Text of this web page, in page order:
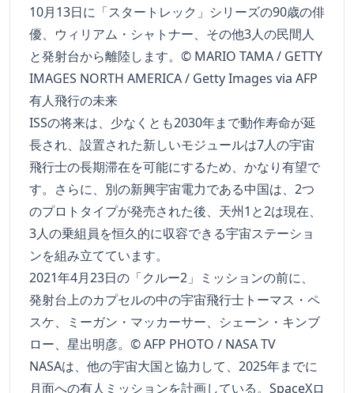
10月13日に「スタートレック」シリーズの90歳の俳
優、ウィリアム・シャトナー、その他3人の民間人
と発射台から離陸します。© MARIO TAMA / GETTY
IMAGES NORTH AMERICA / Getty Images via AFP
有人飛行の未来
ISSの将来は、少なくとも2030年まで動作寿命が延
長され、設置された新しいモジュールは7人の宇宙
飛行士の長期滞在を可能にするため、かなり有望で
す。さらに、別の新興宇宙電力である中国は、2つ
のプロトタイプが発売された後、天州1と2は現在、
3人の乗組員を恒久的に収容できる宇宙ステーショ
ンを組み立てています。
2021年4月23日の「クルー2」ミッションの前に、
発射台上のカプセルの中の宇宙飛行士トーマス・ペ
スケ、ミーガン・マッカーサー、シェーン・キンブ
ロー、星出明彦。© AFP PHOTO / NASA TV
NASAは、他の宇宙大国と協力して、2025年までに
月面への有人ミッションを計画している。SpaceXロ